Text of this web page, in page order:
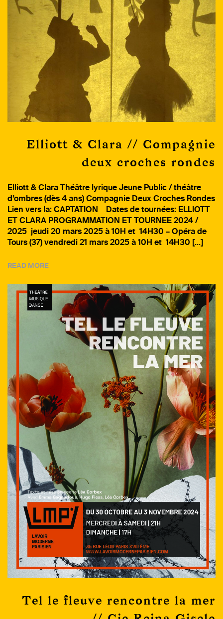
Elliott & Clara // Compagnie
deux croches rondes
Elliott & Clara Théâtre lyrique Jeune Public / théâtre
d’ombres (dès 4 ans) Compagnie Deux Croches Rondes
Lien vers la: CAPTATION Dates de tournées: ELLIOTT
ET CLARA PROGRAMMATION ET TOURNEE 2024 /
2025 jeudi 20 mars 2025 à 10H et 14H30 – Opéra de
Tours (37) vendredi 21 mars 2025 à 10H et 14H30 […]
READ MORE
Tel le fleuve rencontre la mer